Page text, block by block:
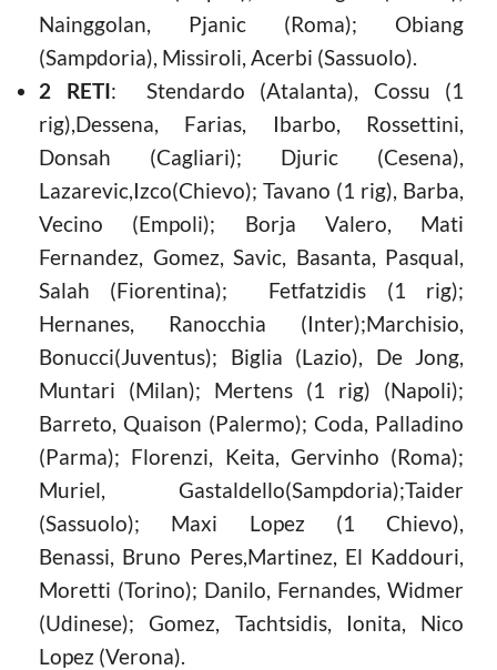
Nainggolan, Pjanic (Roma); Obiang
(Sampdoria), Missiroli, Acerbi (Sassuolo).
2 RETI: Stendardo (Atalanta), Cossu (1
rig),Dessena, Farias, Ibarbo, Rossettini,
Donsah (Cagliari); Djuric (Cesena),
Lazarevic,Izco(Chievo); Tavano (1 rig), Barba,
Vecino (Empoli); Borja Valero, Mati
Fernandez, Gomez, Savic, Basanta, Pasqual,
Salah (Fiorentina); Fetfatzidis (1 rig);
Hernanes, Ranocchia (Inter);Marchisio,
Bonucci(Juventus); Biglia (Lazio), De Jong,
Muntari (Milan); Mertens (1 rig) (Napoli);
Barreto, Quaison (Palermo); Coda, Palladino
(Parma); Florenzi, Keita, Gervinho (Roma);
Muriel, Gastaldello(Sampdoria);Taider
(Sassuolo); Maxi Lopez (1 Chievo),
Benassi, Bruno Peres,Martinez, El Kaddouri,
Moretti (Torino); Danilo, Fernandes, Widmer
(Udinese); Gomez, Tachtsidis, Ionita, Nico
Lopez (Verona).